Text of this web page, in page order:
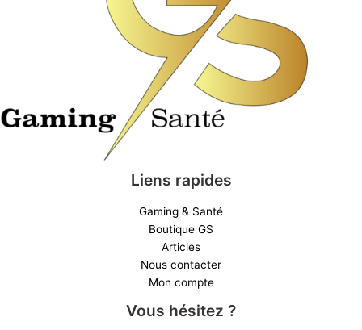
Liens rapides
Gaming & Santé
Boutique GS
Articles
Nous contacter
Mon compte
Vous hésitez ?